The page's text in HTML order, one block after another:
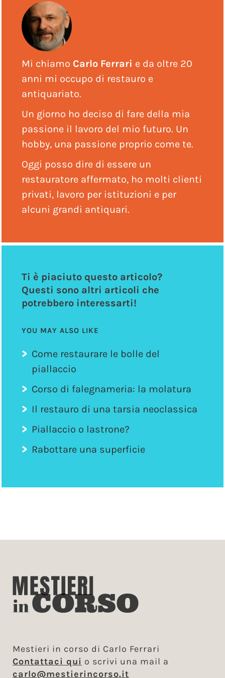
Mi chiamo Carlo Ferrari e da oltre 20
anni mi occupo di restauro e
antiquariato.
Un giorno ho deciso di fare della mia
passione il lavoro del mio futuro. Un
hobby, una passione proprio come te.
Oggi posso dire di essere un
restauratore affermato, ho molti clienti
privati, lavoro per istituzioni e per
alcuni grandi antiquari.
Ti è piaciuto questo articolo?
Questi sono altri articoli che
potrebbero interessarti!
YOU MAY ALSO LIKE
Come restaurare le bolle del
piallaccio
Corso di falegnameria: la molatura
Il restauro di una tarsia neoclassica
Piallaccio o lastrone?
Rabottare una superficie
Mestieri in corso di Carlo Ferrari
Contattaci qui o scrivi una mail a
carlo@mestierincorso.it